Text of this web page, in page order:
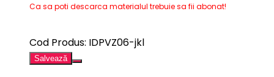
Ca sa poti descarca materialul trebuie sa fii abonat!
Cod Produs: IDPVZ06-jkl
Salvează